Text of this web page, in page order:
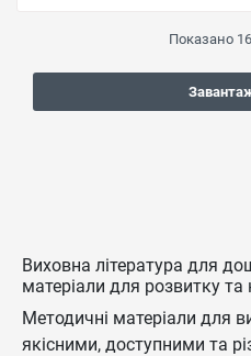
Показано 16
Виховна література для
матеріали для розвитку та
Методичні матеріали для
якісними, доступними та